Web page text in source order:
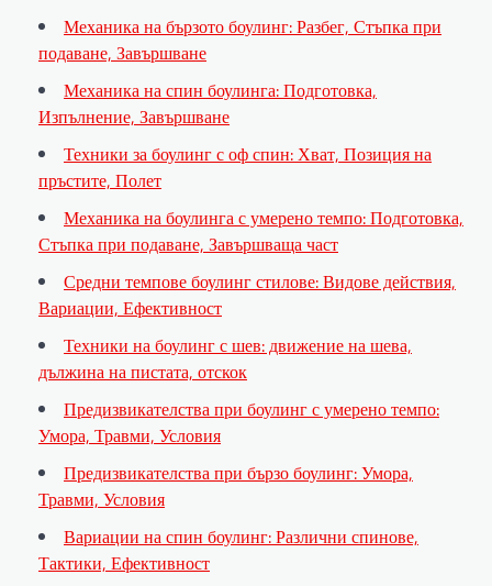
Механика на бързото боулинг: Разбег, Стъпка при
подаване, Завършване
Механика на спин боулинга: Подготовка,
Изпълнение, Завършване
Техники за боулинг с оф спин: Хват, Позиция на
пръстите, Полет
Механика на боулинга с умерено темпо: Подготовка,
Стъпка при подаване, Завършваща част
Средни темпове боулинг стилове: Видове действия,
Вариации, Ефективност
Техники на боулинг с шев: движение на шева,
дължина на пистата, отскок
Предизвикателства при боулинг с умерено темпо:
Умора, Травми, Условия
Предизвикателства при бързо боулинг: Умора,
Травми, Условия
Вариации на спин боулинг: Различни спинове,
Тактики, Ефективност